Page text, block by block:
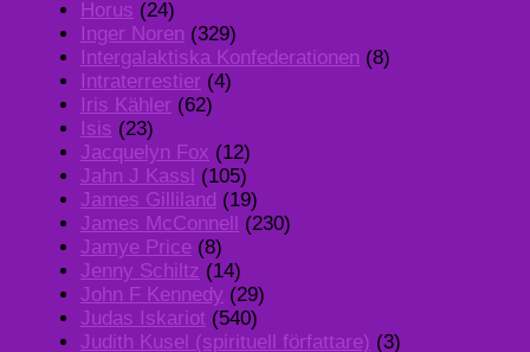
Horus (24)
Inger Noren (329)
Intergalaktiska Konfederationen (8)
Intraterrestier (4)
Iris Kähler (62)
Isis (23)
Jacquelyn Fox (12)
Jahn J Kassl (105)
James Gilliland (19)
James McConnell (230)
Jamye Price (8)
Jenny Schiltz (14)
John F Kennedy (29)
Judas Iskariot (540)
Judith Kusel (spirituell författare) (3)